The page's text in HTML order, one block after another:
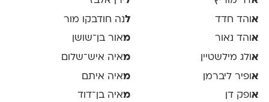
אוהד חדד
אוהד נאור
אולג מילשטיין
אופיר ליברמן
אופק דן
לנה חודבקו מור
מאור בן־שושן
מאיה איש־שלום
מאיה איתם
מאיה בן־דוד